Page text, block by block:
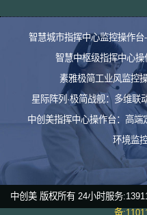
智慧城市指挥中心监控操作
智慧中枢级指挥中心
素雅极简工业风监控
星际阵列·极简战舰：多维联
中创美指挥中心操作台：高
环境监
中创美 版权所有 24小时服务
备